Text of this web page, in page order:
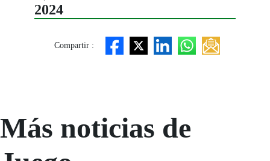
2024
Compartir :
Más noticias de